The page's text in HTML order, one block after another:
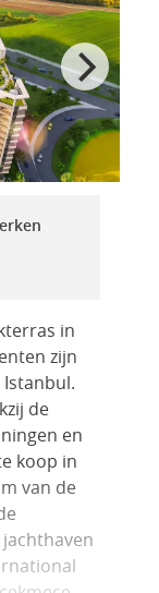
in
zijn
Istanbul.
de
en
koop in
van de